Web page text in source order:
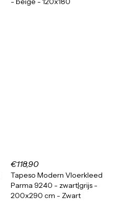
€118,90
Tapeso Modern Vloerkleed
Parma 9240 - zwart|grijs -
200x290 cm - Zwart